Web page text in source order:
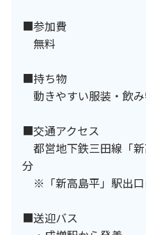
■参加費
無料
■持ち物
動きやすい服装・飲
■交通アクセス
都営地下鉄三田線「
分
※「新高島平」駅出口
■送迎バス